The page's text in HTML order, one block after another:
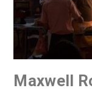
Maxwell